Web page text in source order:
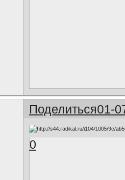
Поделиться01-
0